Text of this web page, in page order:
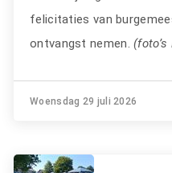
felicitaties van
ontvangst nemen.
Woensdag 29 juli 2026